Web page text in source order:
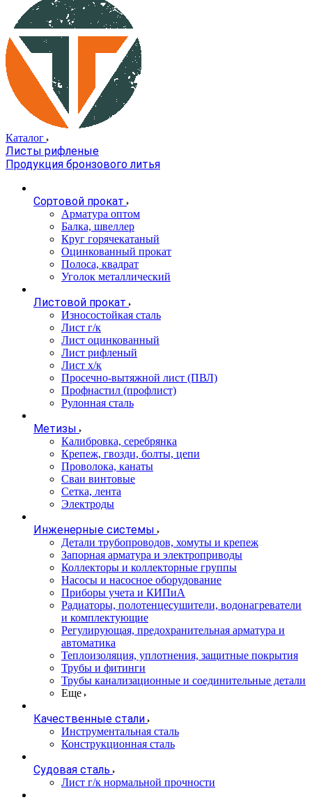
Каталог
Листы рифленые
Продукция бронзового литья
Сортовой прокат
Арматура оптом
Балка, швеллер
Круг горячекатаный
Оцинкованный прокат
Полоса, квадрат
Уголок металлический
Листовой прокат
Износостойкая сталь
Лист г/к
Лист оцинкованный
Лист рифленый
Лист х/к
Просечно-вытяжной лист (ПВЛ)
Профнастил (профлист)
Рулонная сталь
Метизы
Калибровка, серебрянка
Крепеж, гвозди, болты, цепи
Проволока, канаты
Сваи винтовые
Сетка, лента
Электроды
Инженерные системы
Детали трубопроводов, хомуты и крепеж
Запорная арматура и электроприводы
Коллекторы и коллекторные группы
Насосы и насосное оборудование
Приборы учета и КИПиА
Радиаторы, полотенцесушители, водонагреватели
и комплектующие
Регулирующая, предохранительная арматура и
автоматика
Теплоизоляция, уплотнения, защитные покрытия
Трубы и фитинги
Трубы канализационные и соединительные детали
Еще
Качественные стали
Инструментальная сталь
Конструкционная сталь
Судовая сталь
Лист г/к нормальной прочности